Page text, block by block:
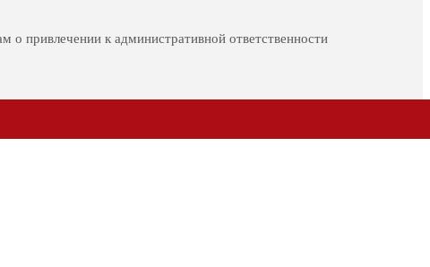
о привлечении к административной ответственности